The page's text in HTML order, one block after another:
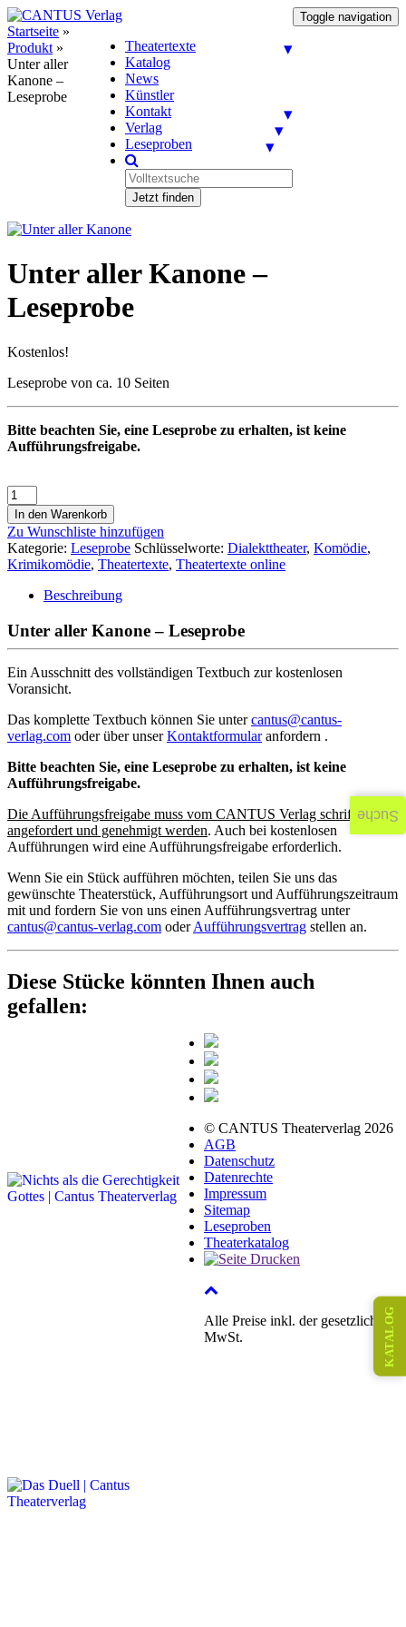
Toggle navigation
Theatertexte
Katalog
News
Künstler
Kontakt
Verlag
Leseproben
Jetzt finden
Startseite »
Produkt »
Unter aller
Kanone –
Leseprobe
Unter aller Kanone –
Leseprobe
Kostenlos!
Leseprobe von ca. 10 Seiten
Bitte beachten Sie, eine Leseprobe zu erhalten, ist keine
Aufführungsfreigabe.
In den Warenkorb
Zu Wunschliste hinzufügen
Kategorie: Leseprobe Schlüsselworte: Dialekttheater, Komödie,
Krimikomödie, Theatertexte, Theatertexte online
Beschreibung
Unter aller Kanone – Leseprobe
Ein Ausschnitt des vollständigen Textbuch zur kostenlosen
Voransicht.
Das komplette Textbuch können Sie untercantus@cantus-
verlag.com oder über unserKontaktformularanfordern .
Bitte beachten Sie, eine Leseprobe zu erhalten, ist keine
Aufführungsfreigabe.
Die Aufführungsfreigabe muss vom CANTUS Verlag schriftlich
angefordert und genehmigt werden. Auch bei kostenlosen
Aufführungen wird eine Aufführungsfreigabe erforderlich.
Wenn Sie ein Stück aufführen möchten, teilen Sie uns das
gewünschte Theaterstück, Aufführungsort und Aufführungszeitraum
mit und fordern Sie von uns einen Aufführungsvertrag unter
cantus@cantus-verlag.com oderAufführungsvertrag stellen an.
Diese Stücke könnten Ihnen auch
gefallen:
© CANTUS Theaterverlag 2026
AGB
Datenschutz
Datenrechte
Impressum
Sitemap
Leseproben
Theaterkatalog
Alle Preise inkl. der gesetzlichen
MwSt.
KATALOG
Suche